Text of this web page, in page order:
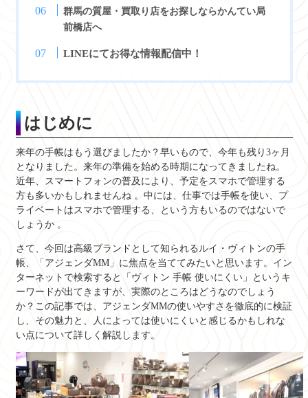
群馬の質屋・買取り店をお探しならかんてい局
前橋店へ
LINEにてお得な情報配信中！
はじめに
来年の手帳はもう選びましたか？早いもので、今年も残り3ヶ月
となりました。来年の準備を始める時期になってきましたね。
近年、スマートフォンの普及により、予定をスマホで管理する
方も多いかもしれませんね 。中には、仕事では手帳を使い、プ
ライベートはスマホで管理する、という方もいるのではないで
しょうか 。
さて、今回は高級ブランドとして知られるルイ・ヴィトンの手
帳、「アジェンダMM」に焦点を当ててみたいと思います。イン
ターネットで検索すると「ヴィトン 手帳 使いにくい」というキ
ーワードが出てきますが、実際のところはどうなのでしょう
か？この記事では、アジェンダMMの使いやすさを徹底的に検証
し、その魅力と、人によっては使いにくいと感じるかもしれな
い点について詳しく解説します。